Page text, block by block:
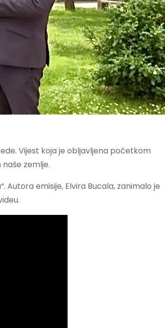
Vijest koja je obljavljena početkom
zemlje.
Autora emisije, Elvira Bucala, zanimalo je